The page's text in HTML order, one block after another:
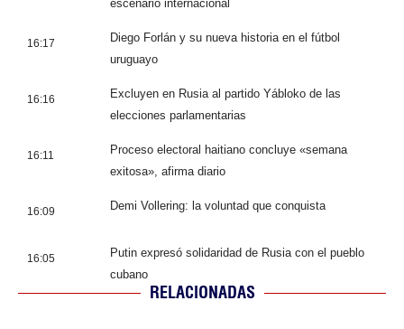
escenario internacional
16:17
Diego Forlán y su nueva historia en el fútbol
uruguayo
16:16
Excluyen en Rusia al partido Yábloko de las
elecciones parlamentarias
16:11
Proceso electoral haitiano concluye «semana
exitosa», afirma diario
16:09 Demi Vollering: la voluntad que conquista
16:05
Putin expresó solidaridad de Rusia con el pueblo
cubano
RELACIONADAS